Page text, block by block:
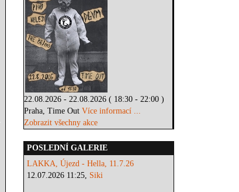
22.08.2026 - 22.08.2026 ( 18:30 - 22:00 )
Praha, Time OutVíce informací ...
Zobrazit všechny akce
POSLEDNÍ GALERIE
LAKKA, Újezd - Hella, 11.7.26
12.07.2026 11:25, Siki